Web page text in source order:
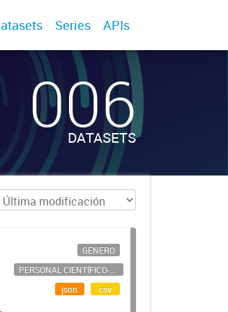
Series APIs
006
DATASETS
GÉNERO
PERSONAL CIENTÍFICO-TECNOLÓGICO
json
csv